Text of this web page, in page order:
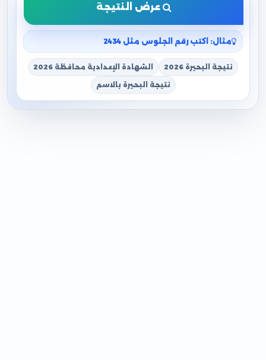
عرض النتيجة
مثال: اكتب رقم الجلوس مثل 2434
نتيجة البحيرة 2026 الشهادة الإعدادية محافظة 2026
نتيجة البحيرة بالاسم